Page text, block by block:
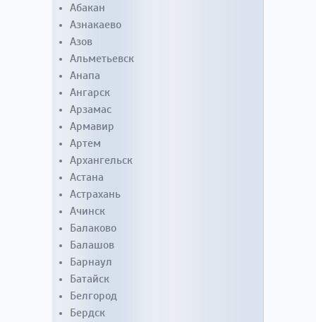
Абакан
Азнакаево
Азов
Альметьевск
Анапа
Ангарск
Арзамас
Армавир
Артем
Архангельск
Астана
Астрахань
Ачинск
Балаково
Балашов
Барнаул
Батайск
Белгород
Бердск